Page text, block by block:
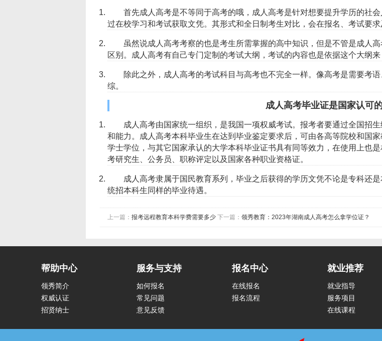
首先成人高考是不等同于高考的哦，成人高考是针对想要提升学历的社
过在校学习和考试获取文凭。其形式和全日制考生对比，会在报名、考试要求
虽然说成人高考考察的也是考生所需掌握的高中知识，但是不管是成人
区别。成人高考有自己专门定制的考试大纲，考试的内容也是依据这个大纲来
除此之外，成人高考的考试科目与高考也不完全一样。像高考是需要考
综。
成人高考毕业证是国家认可
成人高考由国家统一组织，是我国一项权威考试。报考者要通过全国招
和能力。成人高考本科毕业生在达到毕业鉴定要求后，可由各高等院校和国
学士学位，与其它国家承认的大学本科毕业证书具有同等效力，在使用上也
考研究生、公务员、职称评定以及国家各种职业资格证。
成人高考隶属于国民教育系列，毕业之后获得的学历文凭不论是专科还
统招本科生同样的毕业待遇。
上一篇： 报考远程教育本科学费需要多少下一篇： 领秀教育：2023年湖南成人高考怎么拿学位证？
帮助中心
领秀简介
权威认证
招贤纳士
服务与支持
如何报名
常见问题
意见反馈
报名中心
在线报名
报名流程
就业推荐
就业指导
服务项目
在线课程